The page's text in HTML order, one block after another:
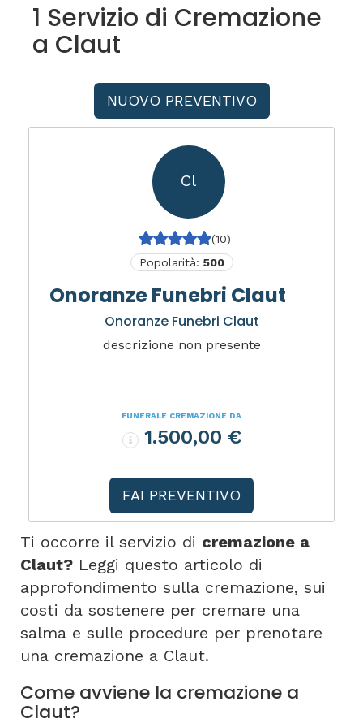
1 Servizio di Cremazione
a Claut
NUOVO PREVENTIVO
Cl
(10)
Popolarità: 500
Onoranze Funebri Claut
Onoranze Funebri Claut
descrizione non presente
FUNERALE CREMAZIONE DA
1.500,00 €
FAI PREVENTIVO
Ti occorre il servizio di cremazione a
Claut? Leggi questo articolo di
approfondimento sulla cremazione, sui
costi da sostenere per cremare una
salma e sulle procedure per prenotare
una cremazione a Claut.
Come avviene la cremazione a
Claut?